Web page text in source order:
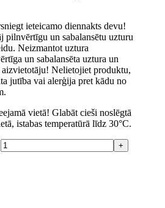
ieteicamo diennakts devu!
pilnvērtīgu un sabalansētu uzturu
Neizmantot uztura
un sabalansēta uztura un
aizvietotāju! Nelietojiet produktu,
jutība vai alerģija pret kādu no
vietā! Glabāt cieši noslēgtā
istabas temperatūrā līdz 30°C.